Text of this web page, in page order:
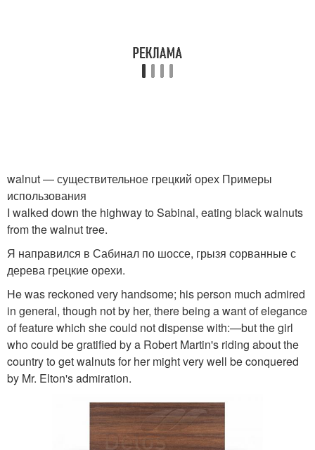
walnut — существительное грецкий орех Примеры
использования
I walked down the highway to Sabinal, eating black walnuts
from the walnut tree.
Я направился в Сабинал по шоссе, грызя сорванные с
дерева грецкие орехи.
He was reckoned very handsome; his person much admired
in general, though not by her, there being a want of elegance
of feature which she could not dispense with:—but the girl
who could be gratified by a Robert Martin's riding about the
country to get walnuts for her might very well be conquered
by Mr. Elton's admiration.